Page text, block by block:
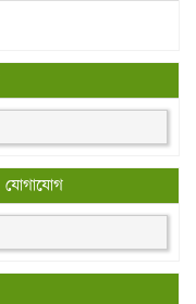
যোগাযোগ